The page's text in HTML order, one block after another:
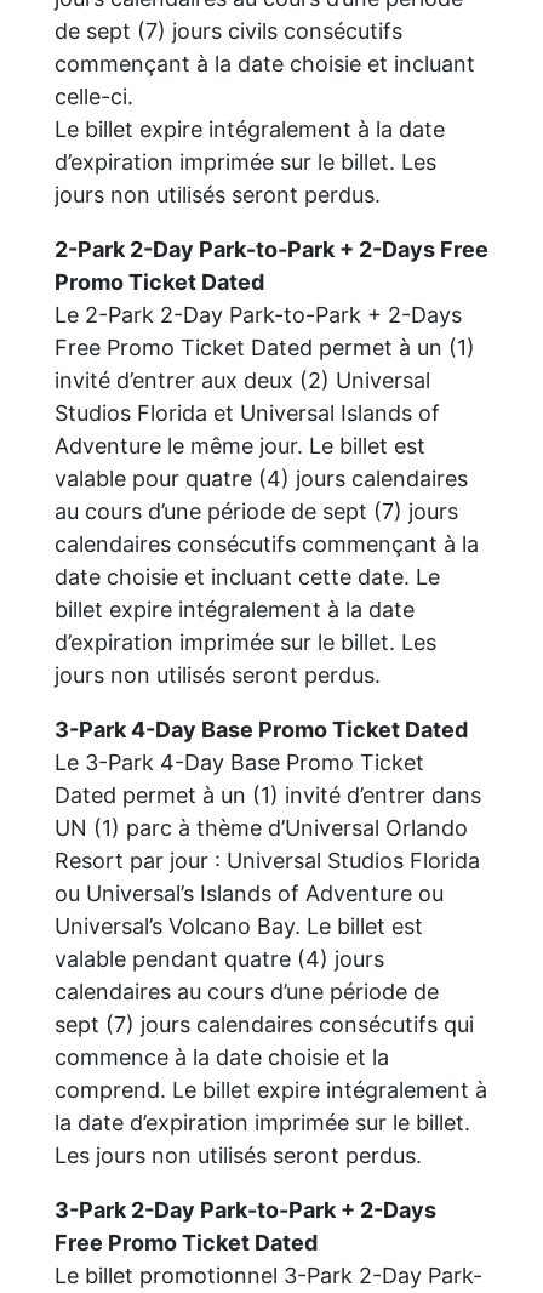
de sept (7) jours civils consécutifs
commençant à la date choisie et incluant
celle-ci.
Le billet expire intégralement à la date
d’expiration imprimée sur le billet. Les
jours non utilisés seront perdus.
2-Park 2-Day Park-to-Park + 2-Days Free
Promo Ticket Dated
Le 2-Park 2-Day Park-to-Park + 2-Days
Free Promo Ticket Dated permet à un (1)
invité d’entrer aux deux (2) Universal
Studios Florida et Universal Islands of
Adventure le même jour. Le billet est
valable pour quatre (4) jours calendaires
au cours d’une période de sept (7) jours
calendaires consécutifs commençant à la
date choisie et incluant cette date. Le
billet expire intégralement à la date
d’expiration imprimée sur le billet. Les
jours non utilisés seront perdus.
3-Park 4-Day Base Promo Ticket Dated
Le 3-Park 4-Day Base Promo Ticket
Dated permet à un (1) invité d’entrer dans
UN (1) parc à thème d’Universal Orlando
Resort par jour : Universal Studios Florida
ou Universal’s Islands of Adventure ou
Universal’s Volcano Bay. Le billet est
valable pendant quatre (4) jours
calendaires au cours d’une période de
sept (7) jours calendaires consécutifs qui
commence à la date choisie et la
comprend. Le billet expire intégralement à
la date d’expiration imprimée sur le billet.
Les jours non utilisés seront perdus.
3-Park 2-Day Park-to-Park + 2-Days
Free Promo Ticket Dated
Le billet promotionnel 3-Park 2-Day Park-